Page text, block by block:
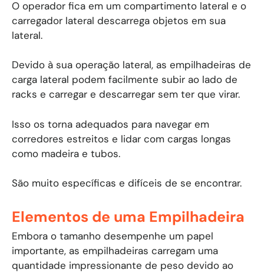
O operador fica em um compartimento lateral e o
carregador lateral descarrega objetos em sua
lateral.
Devido à sua operação lateral, as empilhadeiras de
carga lateral podem facilmente subir ao lado de
racks e carregar e descarregar sem ter que virar.
Isso os torna adequados para navegar em
corredores estreitos e lidar com cargas longas
como madeira e tubos.
São muito específicas e difíceis de se encontrar.
Elementos de uma Empilhadeira
Embora o tamanho desempenhe um papel
importante, as empilhadeiras carregam uma
quantidade impressionante de peso devido ao